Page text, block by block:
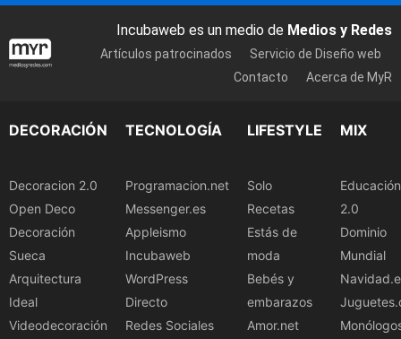
Incubaweb es un medio de Medios y Redes
Artículos patrocinados
Servicio de Diseño web
Contacto
Acerca de MyR
DECORACIÓN
Decoracion 2.0
Open Deco
Decoración
Sueca
Arquitectura
Ideal
Videodecoración
TECNOLOGÍA
Programacion.net
Messenger.es
Appleismo
Incubaweb
WordPress
Directo
Redes Sociales
LIFESTYLE
Solo
Recetas
Estás de
moda
Bebés y
embarazos
Amor.net
MIX
Educación
2.0
Dominio
Mundial